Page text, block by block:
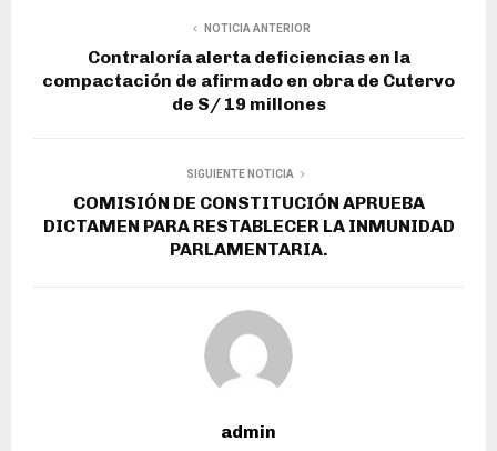
NOTICIA ANTERIOR
Contraloría alerta deficiencias en la
compactación de afirmado en obra de Cutervo
de S/ 19 millones
SIGUIENTE NOTICIA
COMISIÓN DE CONSTITUCIÓN APRUEBA
DICTAMEN PARA RESTABLECER LA INMUNIDAD
PARLAMENTARIA.
admin